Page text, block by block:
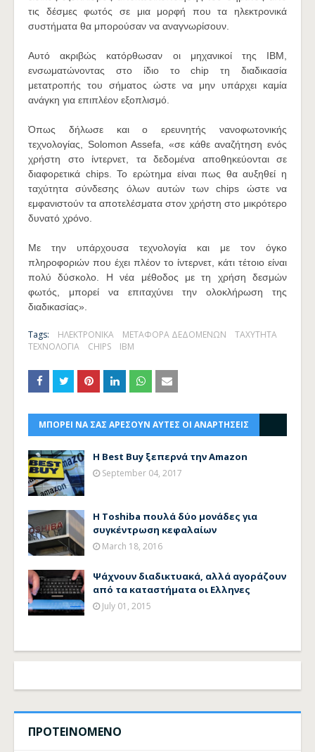
τις δέσμες φωτός σε μια μορφή που τα ηλεκτρονικά
συστήματα θα μπορούσαν να αναγνωρίσουν.
Αυτό ακριβώς κατόρθωσαν οι μηχανικοί της IBM,
ενσωματώνοντας στο ίδιο το chip τη διαδικασία
μετατροπής του σήματος ώστε να μην υπάρχει καμία
ανάγκη για επιπλέον εξοπλισμό.
Όπως δήλωσε και ο ερευνητής νανοφωτονικής
τεχνολογίας, Solomon Assefa, «σε κάθε αναζήτηση ενός
χρήστη στο ίντερνετ, τα δεδομένα αποθηκεύονται σε
διαφορετικά chips. Το ερώτημα είναι πως θα αυξηθεί η
ταχύτητα σύνδεσης όλων αυτών των chips ώστε να
εμφανιστούν τα αποτελέσματα στον χρήστη στο μικρότερο
δυνατό χρόνο.
Με την υπάρχουσα τεχνολογία και με τον όγκο
πληροφοριών που έχει πλέον το ίντερνετ, κάτι τέτοιο είναι
πολύ δύσκολο. Η νέα μέθοδος με τη χρήση δεσμών
φωτός, μπορεί να επιταχύνει την ολοκλήρωση της
διαδικασίας».
Tags: ΗΛΕΚΤΡΟΝΙΚΑ ΜΕΤΑΦΟΡΑ ΔΕΔΟΜΕΝΩΝ
ΤΑΧΥΤΗΤΑ
ΤΕΧΝΟΛΟΓΙΑ
CHIPS IBM
ΜΠΟΡΕΙ ΝΑ ΣΑΣ ΑΡΕΣΟΥΝ ΑΥΤΕΣ ΟΙ ΑΝΑΡΤΗΣΕΙΣ
Η Best Buy ξεπερνά την Amazon
September 04, 2017
Η Toshiba πουλά δύο μονάδες για
συγκέντρωση κεφαλαίων
March 18, 2016
Ψάχνουν διαδικτυακά, αλλά αγοράζουν
από τα καταστήματα οι Ελληνες
July 01, 2015
ΠΡΟΤΕΙΝΟΜΕΝΟ